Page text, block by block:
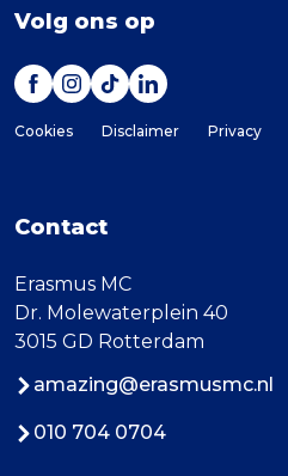
Volg ons op
Cookies Disclaimer Privacy
Contact
Erasmus MC
Dr. Molewaterplein 40
3015 GD Rotterdam
amazing@erasmusmc.nl
010 704 0704